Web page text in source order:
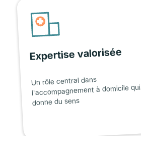
Expertise valorisée
Un rôle central dans
l'accompagnement à domicile qui
donne du sens